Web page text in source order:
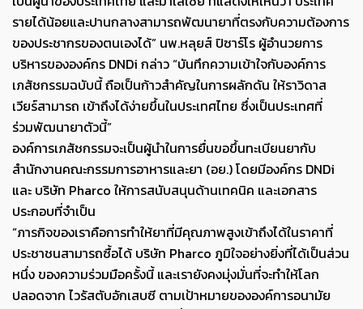
รายได้น้อยและปานกลางสามารถพัฒนายาที่ตรงกับความต้องการ
ของประชากรของตนเองได้” นพ.หลุยส์ ปิซาร์โร ผู้อำนวยการ
บริหารขององค์กร DNDi กล่าว “บันทึกความเข้าใจกับองค์การ
เภสัชกรรมฉบับนี้ ถือเป็นก้าวสำคัญในการผลักดัน ให้ราวิดาส
เวียร์สามารถ เข้าถึงได้ง่ายขึ้นในประเทศไทย ซึ่งเป็นประเทศที่
ร่วมพัฒนายาตัวนี้”
องค์การเภสัชกรรมจะเป็นผู้นำในการยื่นขอขึ้นทะเบียนยากับ
สำนักงานคณะกรรมการอาหารและยา (อย.) โดยมีองค์กร DNDi
และ บริษัท Pharco ให้การสนับสนุนด้านเทคนิค และเอกสาร
ประกอบที่จำเป็น
“ภารกิจของเราคือการทำให้ยาที่มีคุณภาพสูงเข้าถึงได้ในราคาที่
ประชาชนสามารถซื้อได้ บริษัท Pharco ภูมิใจอย่างยิ่งที่ได้เป็นส่วน
หนึ่ง ของความร่วมมือครั้งนี้ และเรายังคงมุ่งมั่นที่จะทำให้โลก
ปลอดจาก ไวรัสตับอักเสบซี ตามเป้าหมายขององค์การอนามัย